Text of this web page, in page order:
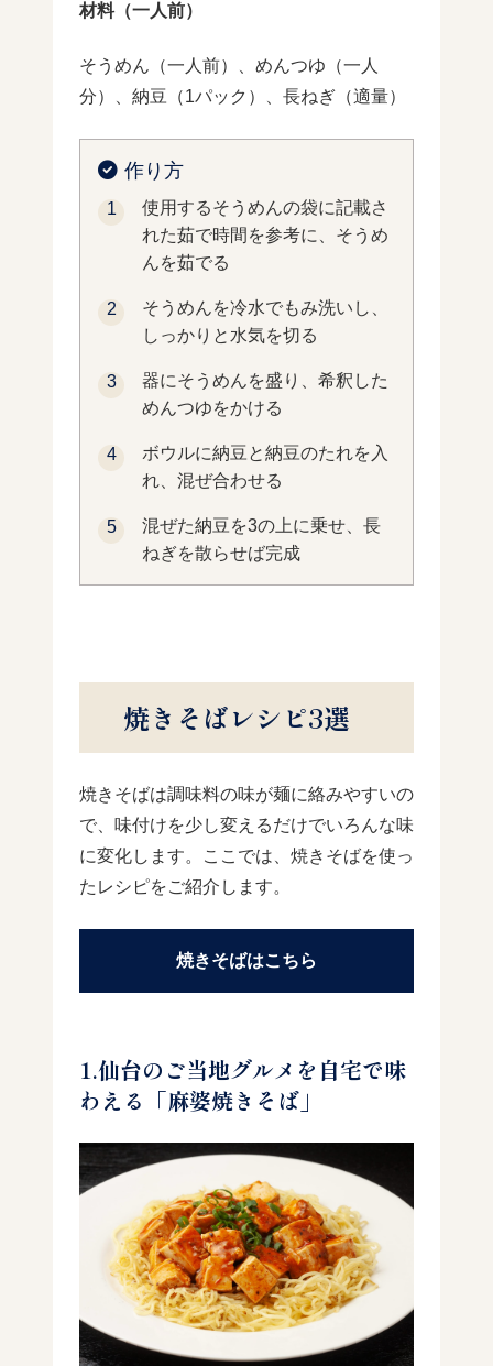
材料（一人前）
そうめん（一人前）、めんつゆ（一人
分）、納豆（1パック）、長ねぎ（適量）
作り方
使用するそうめんの袋に記載さ
れた茹で時間を参考に、そうめ
んを茹でる
そうめんを冷水でもみ洗いし、
しっかりと水気を切る
器にそうめんを盛り、希釈した
めんつゆをかける
ボウルに納豆と納豆のたれを入
れ、混ぜ合わせる
混ぜた納豆を3の上に乗せ、長
ねぎを散らせば完成
焼きそばレシピ3選
焼きそばは調味料の味が麺に絡みやすいの
で、味付けを少し変えるだけでいろんな味
に変化します。ここでは、焼きそばを使っ
たレシピをご紹介します。
焼きそばはこちら
1.仙台のご当地グルメを自宅で味
わえる「麻婆焼きそば」